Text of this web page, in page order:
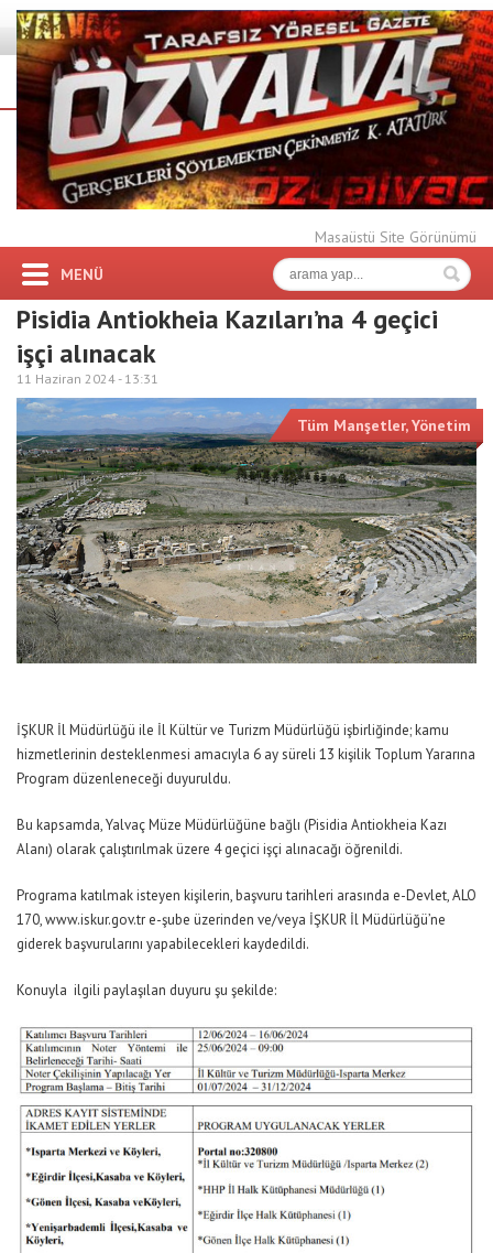
Masaüstü Site Görünümü
MENÜ
Pisidia Antiokheia Kazıları’na 4 geçici
işçi alınacak
11 Haziran 2024 - 13:31
Tüm Manşetler,Yönetim
İŞKUR İl Müdürlüğü ile İl Kültür ve Turizm Müdürlüğü işbirliğinde; kamu
hizmetlerinin desteklenmesi amacıyla 6 ay süreli 13 kişilik Toplum Yararına
Program düzenleneceği duyuruldu.
Bu kapsamda, Yalvaç Müze Müdürlüğüne bağlı (Pisidia Antiokheia Kazı
Alanı) olarak çalıştırılmak üzere 4 geçici işçi alınacağı öğrenildi.
Programa katılmak isteyen kişilerin, başvuru tarihleri arasında e-Devlet, ALO
170, www.iskur.gov.tr e-şube üzerinden ve/veya İŞKUR İl Müdürlüğü’ne
giderek başvurularını yapabilecekleri kaydedildi.
Konuyla ilgili paylaşılan duyuru şu şekilde: